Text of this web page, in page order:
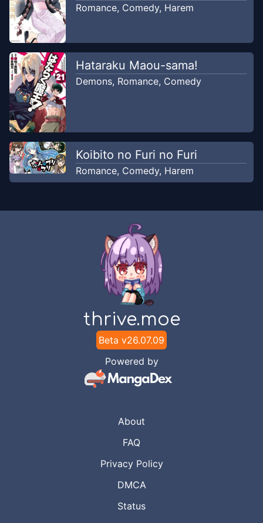
Romance, Comedy, Harem
Hataraku Maou-sama!
Demons, Romance, Comedy
Koibito no Furi no Furi
Romance, Comedy, Harem
thrive.moe
Beta v26.07.09
Powered by
About
FAQ
Privacy Policy
DMCA
Status